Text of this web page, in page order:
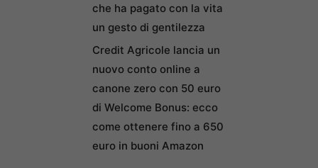
che ha pagato con la vita
un gesto di gentilezza
Credit Agricole lancia un
nuovo conto online a
canone zero con 50 euro
di Welcome Bonus: ecco
come ottenere fino a 650
euro in buoni Amazon